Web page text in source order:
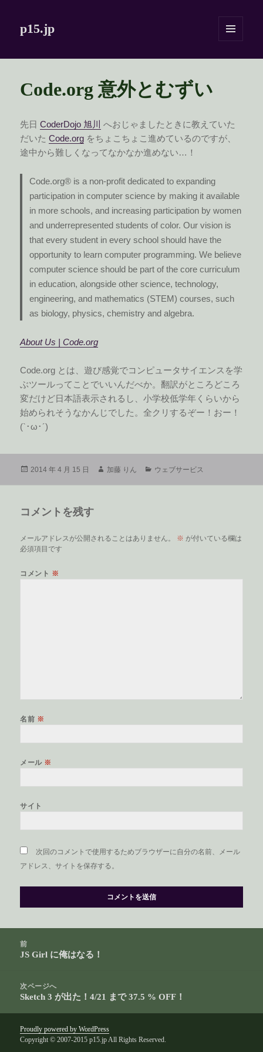
p15.jp
Code.org 意外とむずい
先日CoderDojo 旭川 へおじゃましたときに教えていた
だいたCode.org をちょこちょこ進めているのですが、
途中から難しくなってなかなか進めない…！
Code.org® is a non-profit dedicated to expanding
participation in computer science by making it available
in more schools, and increasing participation by women
and underrepresented students of color. Our vision is
that every student in every school should have the
opportunity to learn computer programming. We believe
computer science should be part of the core curriculum
in education, alongside other science, technology,
engineering, and mathematics (STEM) courses, such
as biology, physics, chemistry and algebra.
About Us | Code.org
Code.org とは、遊び感覚でコンピュータサイエンスを学
ぶツールってことでいいんだべか。翻訳がところどころ
変だけど日本語表示されるし、小学校低学年くらいから
始められそうなかんじでした。全クリするぞー！おー！
(`･ω･´)ゞ
投
2014 年 4 月 15 日
作
加藤 りん
カ
ウェブサービス
コメントを残す
メールアドレスが公開されることはありません。 ※ が付いている欄は
必須項目です
コメント ※
名前 ※
メール ※
サイト
次回のコメントで使用するためブラウザーに自分の名前、メール
アドレス、サイトを保存する。
前
前
投
稿:
JS Girl に俺はなる！
次ページへ
次
の
投
稿:
Sketch 3 が出た！4/21 まで 37.5 % OFF！
Proudly powered by WordPress
Copyright © 2007-2015 p15.jp All Rights Reserved.